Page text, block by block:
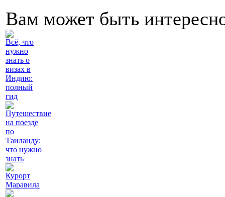
Вам может быть
Всё, что
нужно
знать о
визах в
Индию:
полный
гид
Путешествие
на поезде
по
Таиланду:
что нужно
знать
Курорт
Маравила